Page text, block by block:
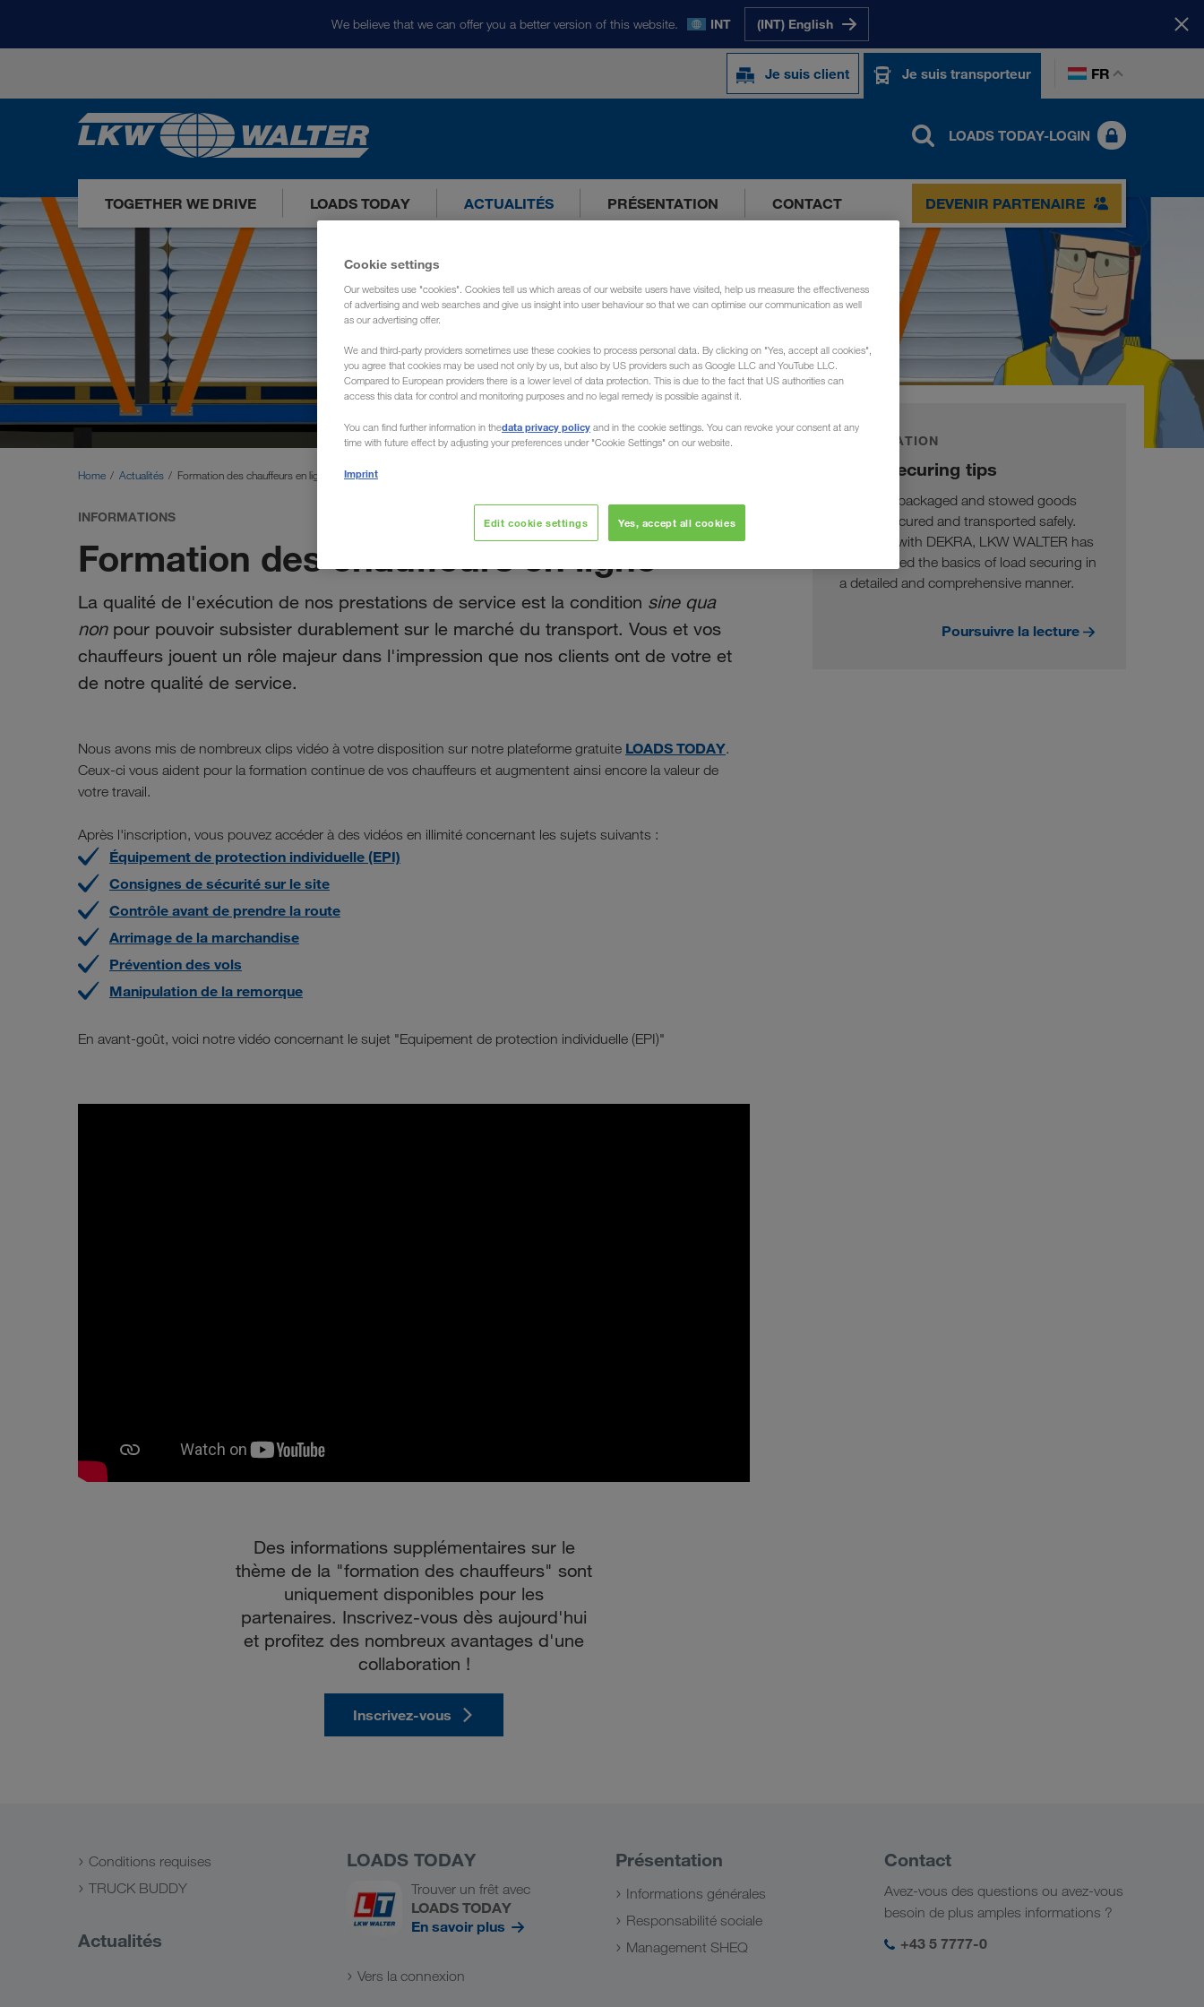
We believe that we can offer you a better version of this website. INT (INT) English
Je suis client Je suis transporteur FR
LOADS TODAY-LOGIN
TOGETHER WE DRIVE LOADS TODAY ACTUALITÉS PRÉSENTATION CONTACT DEVENIR PARTENAIRE
Home Actualités Formation des chauffeurs en ligne
INFORMATIONS juin 2020
Formation des chauffeurs en ligne
La qualité de l'exécution de nos prestations de service est la condition sine qua
nonpour pouvoir subsister durablement sur le marché du transport. Vous et vos
chauffeurs jouent un rôle majeur dans l'impression que nos clients ont de votre et
de notre qualité de service.
Nous avons mis de nombreux clips vidéo à votre disposition sur notre plateforme gratuite LOADS TODAY.
Ceux-ci vous aident pour la formation continue de vos chauffeurs et augmentent ainsi encore la valeur de
votre travail.
Après l'inscription, vous pouvez accéder à des vidéos en illimité concernant les sujets suivants :
Équipement de protection individuelle (EPI)
Consignes de sécurité sur le site
Contrôle avant de prendre la route
Arrimage de la marchandise
Prévention des vols
Manipulation de la remorque
En avant-goût, voici notre vidéo concernant le sujet "Equipement de protection individuelle (EPI)"
Des informations supplémentaires sur le
thème de la "formation des chauffeurs" sont
uniquement disponibles pour les
partenaires. Inscrivez-vous dès aujourd'hui
et profitez des nombreux avantages d'une
collaboration !
Inscrivez-vous
INFORMATION
Load securing tips
Only well packaged and stowed goods
can be secured and transported safely.
Together with DEKRA, LKW WALTER has
summarised the basics of load securing in
a detailed and comprehensive manner.
Poursuivre la lecture
Conditions requises
TRUCK BUDDY
Actualités
LOADS TODAY
Trouver un frêt avec
LOADS TODAY
En savoir plus
Vers la connexion
Présentation
Informations générales
Responsabilité sociale
Management SHEQ
Contact
Avez-vous des questions ou avez-vous
besoin de plus amples informations ?
+43 5 7777-0
Cookie settings
Our websites use "cookies". Cookies tell us which areas of our website users have visited, help us measure the effectiveness
of advertising and web searches and give us insight into user behaviour so that we can optimise our communication as well
as our advertising offer.
We and third-party providers sometimes use these cookies to process personal data. By clicking on "Yes, accept all cookies",
you agree that cookies may be used not only by us, but also by US providers such as Google LLC and YouTube LLC.
Compared to European providers there is a lower level of data protection. This is due to the fact that US authorities can
access this data for control and monitoring purposes and no legal remedy is possible against it.
You can find further information in thedata privacy policy and in the cookie settings. You can revoke your consent at any
time with future effect by adjusting your preferences under "Cookie Settings" on our website.
Imprint
Edit cookie settings Yes, accept all cookies